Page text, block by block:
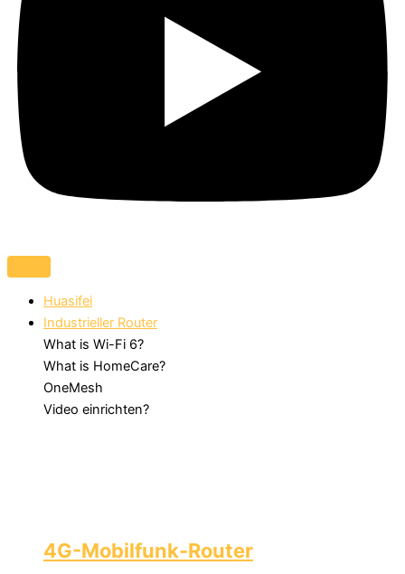
Huasifei
Industrieller Router
What is Wi-Fi 6?
What is HomeCare?
OneMesh
Video einrichten?
4G-Mobilfunk-Router